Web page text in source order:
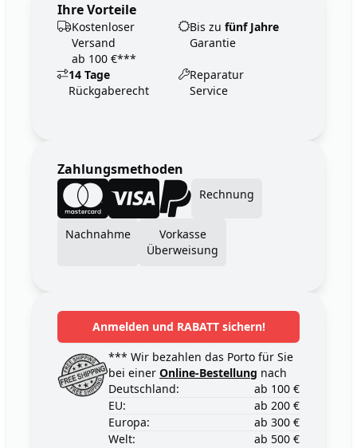
Ihre Vorteile
Kostenloser
Versand
ab 100 €***
Bis zu fünf Jahre
Garantie
14 Tage
Rückgaberecht
Reparatur
Service
Zahlungsmethoden
Rechnung
Nachnahme
Vorkasse
Überweisung
Anmelden und RABATT sichern!
*** Wir bezahlen das Porto für Sie
bei einer Online-Bestellung nach
Deutschland:
ab 100 €
EU:
ab 200 €
Europa:
ab 300 €
Welt:
ab 500 €